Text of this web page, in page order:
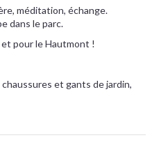
méditation, échange.
dans le parc.
pour le Hautmont !
et gants de jardin,